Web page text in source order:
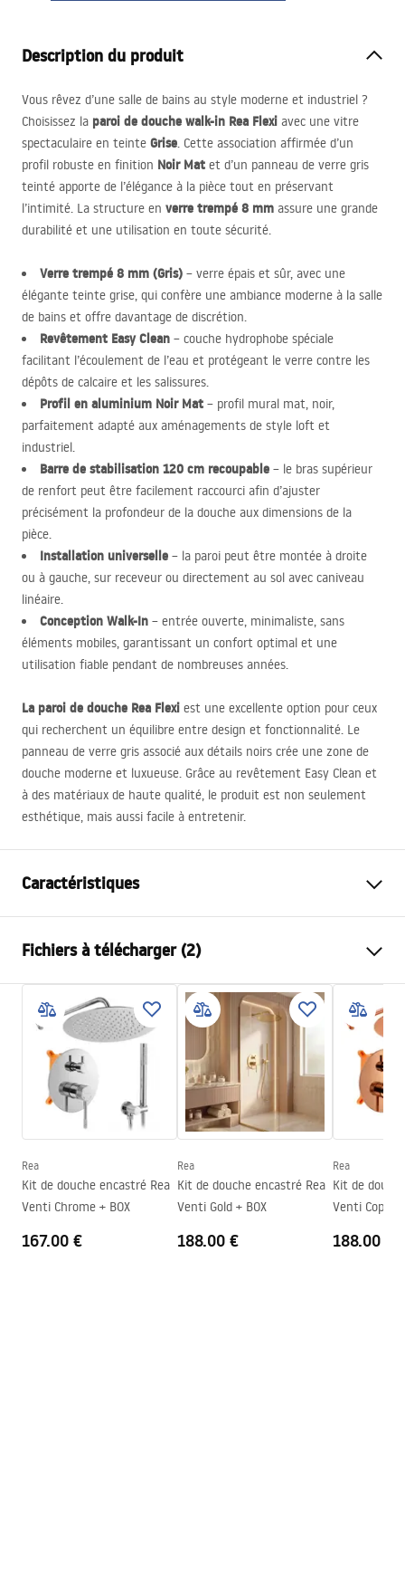
Description du produit
Vous rêvez d’une salle de bains au style moderne et industriel ?
Choisissez la paroi de douche walk-in Rea Flexi avec une vitre
spectaculaire en teinte Grise. Cette association affirmée d’un
profil robuste en finition Noir Mat et d’un panneau de verre gris
teinté apporte de l’élégance à la pièce tout en préservant
l’intimité. La structure en verre trempé 8 mm assure une grande
durabilité et une utilisation en toute sécurité.
Verre trempé 8 mm (Gris) – verre épais et sûr, avec une
élégante teinte grise, qui confère une ambiance moderne à la salle
de bains et offre davantage de discrétion.
Revêtement Easy Clean – couche hydrophobe spéciale
facilitant l’écoulement de l’eau et protégeant le verre contre les
dépôts de calcaire et les salissures.
Profil en aluminium Noir Mat – profil mural mat, noir,
parfaitement adapté aux aménagements de style loft et
industriel.
Barre de stabilisation 120 cm recoupable – le bras supérieur
de renfort peut être facilement raccourci afin d’ajuster
précisément la profondeur de la douche aux dimensions de la
pièce.
Installation universelle – la paroi peut être montée à droite
ou à gauche, sur receveur ou directement au sol avec caniveau
linéaire.
Conception Walk-In – entrée ouverte, minimaliste, sans
éléments mobiles, garantissant un confort optimal et une
utilisation fiable pendant de nombreuses années.
La paroi de douche Rea Flexi est une excellente option pour ceux
qui recherchent un équilibre entre design et fonctionnalité. Le
panneau de verre gris associé aux détails noirs crée une zone de
douche moderne et luxueuse. Grâce au revêtement Easy Clean et
à des matériaux de haute qualité, le produit est non seulement
esthétique, mais aussi facile à entretenir.
Caractéristiques
Couleur du robinet
Type de cabine de douche
walk-in
Couleur du verre
Gris 8mm
Seria
Montage
Sur le receveur ou plancher
Hauteur (mm)
1950 mm
Direction de la cabine
Universel
Garantie
Couche Easy Clean
Oui, d'un côté du vitre
Fichiers à télécharger (2)
Informations de sécurité
WARUNKI BEZPIECZENSTWA KABINY DRZWI
PARAWANY.pdf
Manuel d’installation
Instrukcja_monta__u___cianki_Flexi.pdf
Rea
Kit de douche encastré Rea
Venti Chrome + BOX
167.00 €
Rea
Kit de douche encastré Rea
Venti Gold + BOX
188.00 €
Rea
Kit de
Venti Copper
188.00 €